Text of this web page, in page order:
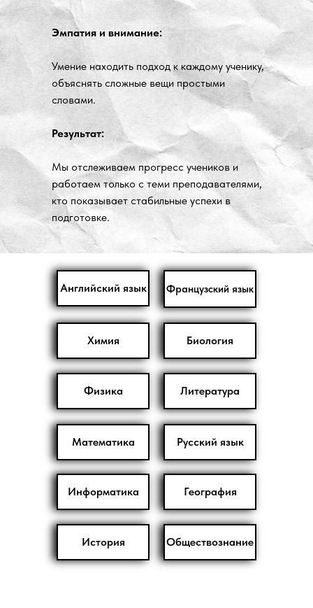
Эмпатия и внимание:
Умение находить подход к каждому ученику,
объяснять сложные вещи простыми
словами.
Результат:
Мы отслеживаем прогресс учеников и
работаем только с теми преподавателями,
кто показывает стабильные успехи в
подготовке.
Информатика
Русский язык
Литература
География
Английский язык
Физика
Математика
Химия
Обществознание
Французский язык
История
Биология